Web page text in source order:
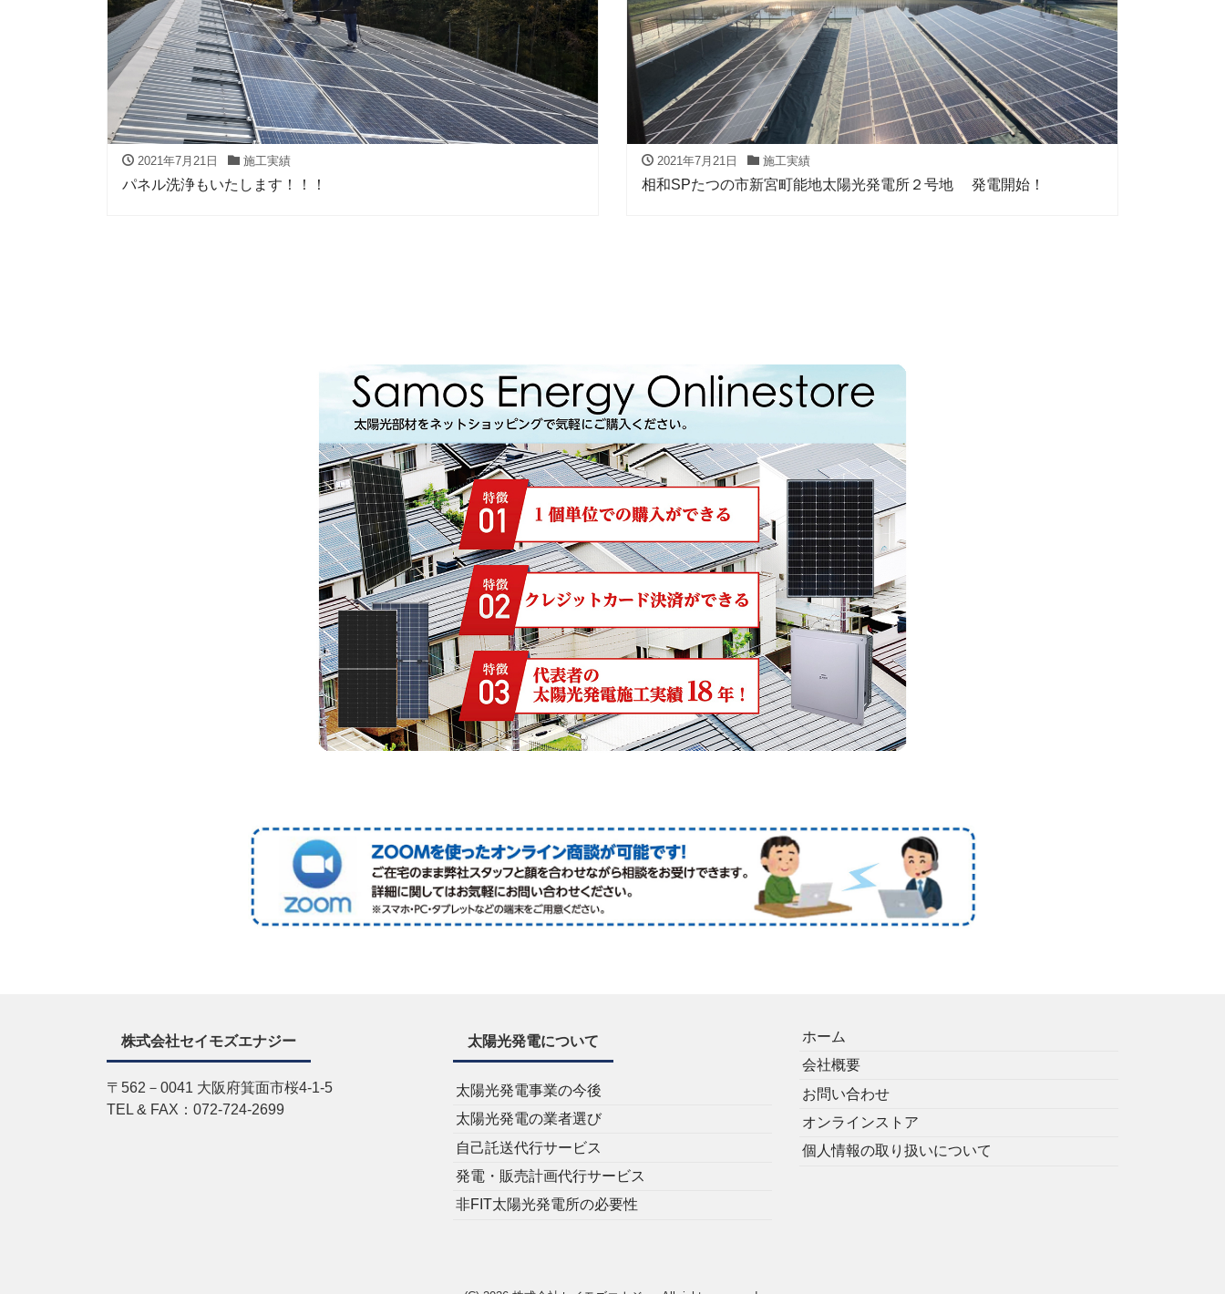
2021年7月21日 施工実績
パネル洗浄もいたします！！！
2021年7月21日 施工実績
相和SPたつの市新宮町能地太陽光発電所２号地 発電開始！
株式会社セイモズエナジー
〒562－0041 大阪府箕面市桜4-1-5
TEL & FAX：072-724-2699
太陽光発電について
太陽光発電事業の今後
太陽光発電の業者選び
自己託送代行サービス
発電・販売計画代行サービス
非FIT太陽光発電所の必要性
ホーム
会社概要
お問い合わせ
オンラインストア
個人情報の取り扱いについて